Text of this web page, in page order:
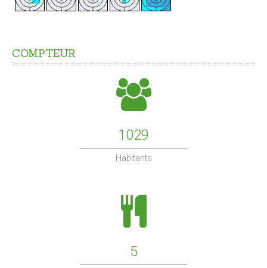
Maison de retraite
COMPTEUR
1029
Habitants
5